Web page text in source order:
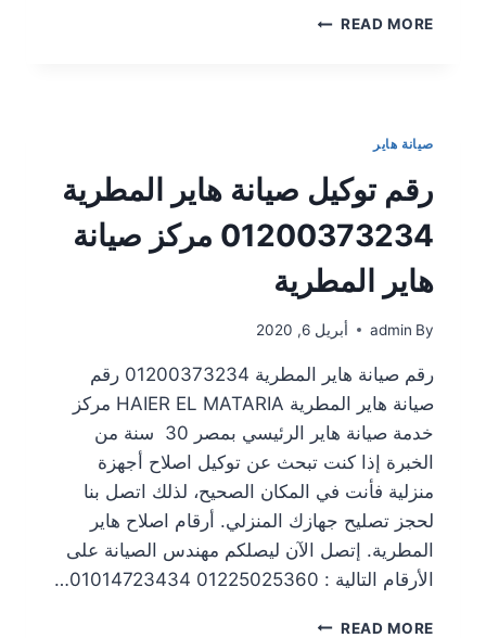
READ MORE
صيانة هاير
رقم توكيل صيانة هاير المطرية
01200373234 مركز صيانة
هاير المطرية
By
admin أبريل 6, 2020
رقم صيانة هاير المطرية 01200373234 رقم
صيانة هاير المطرية HAIER EL MATARIA مركز
خدمة صيانة هاير الرئيسي بمصر 30 سنة من
الخبرة إذا كنت تبحث عن توكيل اصلاح أجهزة
منزلية فأنت في المكان الصحيح، لذلك اتصل بنا
لحجز تصليح جهازك المنزلي. أرقام اصلاح هاير
المطرية. إتصل الآن ليصلكم مهندس الصيانة على
الأرقام التالية : 01225025360 01014723434…
READ MORE